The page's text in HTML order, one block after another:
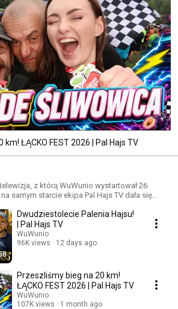
ŁĄCKO FEST 2026 | Pal Hajs TV
z którą WuWunio wystartował 26
samym starcie ekipa Pal Hajs TV dała się
Od czterech lat Pal Hajs TV
swoich odbiorców i może się pochwalić
Dwudziestolecie Palenia Hajsu!
| Pal Hajs TV
WuWunio
96K views
12 days ago
Przeszliśmy bieg na 20 km!
ŁĄCKO FEST 2026 | Pal Hajs TV
WuWunio
107K views
1 month ago